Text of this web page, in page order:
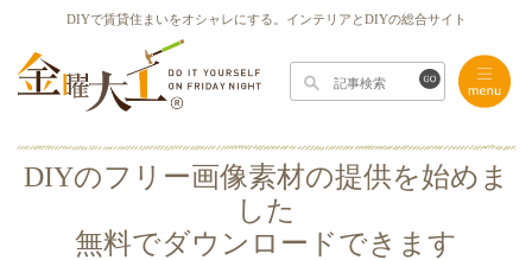
DIYで賃貸住まいをオシャレにする。インテリアとDIYの総合サイト
DIYのフリー画像素材の提供を始めま
した
無料でダウンロードできます